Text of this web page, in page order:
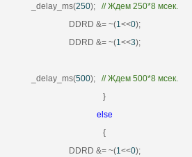
_delay_ms(250); //Ждем250*8 мсек.
DDRD &= ~(1<<0);
DDRD &= ~(1<<3);
_delay_ms(500); //Ждем500*8 мсек.
}
else
{
DDRD &= ~(1<<0);